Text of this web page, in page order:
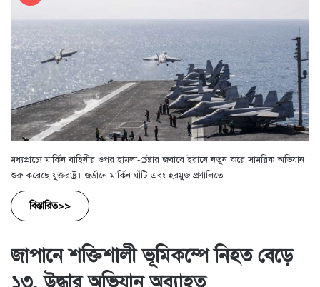
মধ্যপ্রাচ্যে মার্কিন বাহিনীর ওপর হামলা-চেষ্টার জবাবে ইরানে নতুন করে সামরিক অভিযান
শুরু করেছে যুক্তরাষ্ট্র। জর্ডানে মার্কিন ঘাঁটি এবং হরমুজ প্রণালিতে…
বিস্তারিত>>
জাপানে শক্তিশালী ভূমিকম্পে নিহত বেড়ে